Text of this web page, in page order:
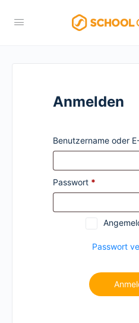
Anmelden
Benutzername oder
Passwort *
Passwort